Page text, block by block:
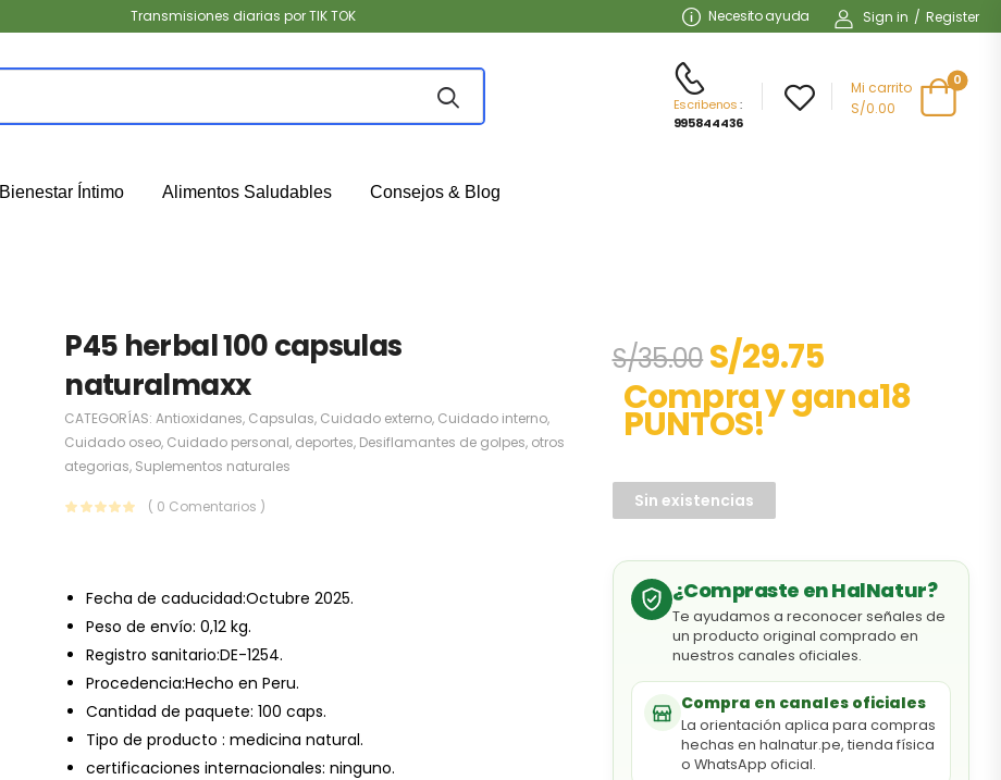
Transmisiones diarias por TIK TOK Necesito ayuda Sign in / Register
Escribenos:
995844436
Mi carrito
S/0.00
0
Bienestar Íntimo Alimentos Saludables Consejos & Blog
P45 herbal 100 capsulas
naturalmaxx
CATEGORÍAS:Antioxidanes, Capsulas, Cuidado externo, Cuidado interno,
Cuidado oseo, Cuidado personal, deportes, Desiflamantes de golpes, otros
ategorias, Suplementos naturales
( 0 Comentarios )
Fecha de caducidad:Octubre 2025.
Peso de envío: 0,12 kg.
Registro sanitario:DE-1254.
Procedencia:Hecho en Peru.
Cantidad de paquete: 100 caps.
Tipo de producto : medicina natural.
certificaciones internacionales: ninguno.
S/35.00 S/29.75
Compra y gana18
PUNTOS!
Sin existencias
¿Compraste en HalNatur?
Te ayudamos a reconocer señales de
un producto original comprado en
nuestros canales oficiales.
Compra en canales oficiales
La orientación aplica para compras
hechas en halnatur.pe, tienda física
o WhatsApp oficial.